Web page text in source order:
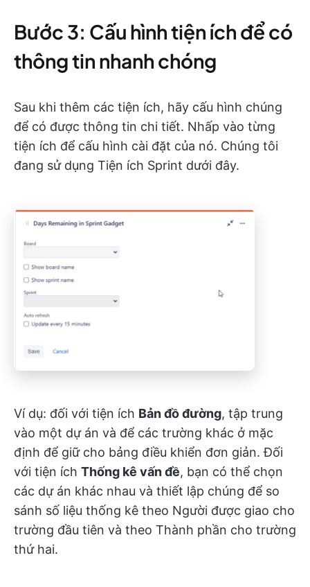
Bước 3: Cấu hình tiện ích để có
thông tin nhanh chóng
Sau khi thêm các tiện ích, hãy cấu hình chúng
để có được thông tin chi tiết. Nhấp vào từng
tiện ích để cấu hình cài đặt của nó. Chúng tôi
đang sử dụng Tiện ích Sprint dưới đây.
Ví dụ: đối với tiện ích Bản đồ đường, tập trung
vào một dự án và để các trường khác ở mặc
định để giữ cho bảng điều khiển đơn giản. Đối
với tiện ích Thống kê vấn đề, bạn có thể chọn
các dự án khác nhau và thiết lập chúng để so
sánh số liệu thống kê theo Người được giao cho
trường đầu tiên và theo Thành phần cho trường
thứ hai.